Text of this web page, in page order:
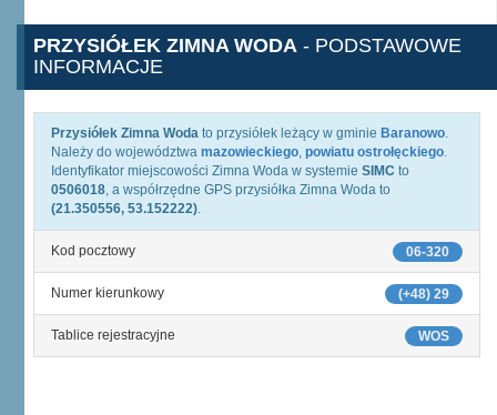
PRZYSIÓŁEK ZIMNA WODA - PODSTAWOWE
INFORMACJE
Przysiółek Zimna Woda to przysiółek leżący w gminie Baranowo.
Należy do województwa mazowieckiego, powiatu ostrołęckiego.
Identyfikator miejscowości Zimna Woda w systemie SIMC to
0506018, a współrzędne GPS przysiółka Zimna Woda to
(21.350556, 53.152222).
06-320
Kod pocztowy
(+48) 29
Numer kierunkowy
WOS
Tablice rejestracyjne